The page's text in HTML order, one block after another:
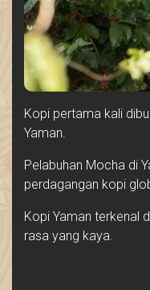
Kopi pertama kali
Yaman.
Pelabuhan Mocha di
perdagangan kopi
Kopi Yaman terkenal
rasa yang kaya.